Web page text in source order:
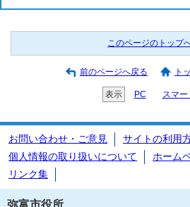
このページのトップ
前のページへ戻る ト
表示 PC スマー
お問い合わせ・ご意見
サイトの利用
個人情報の取り扱いについて
ホーム
リンク集
弥富市役所